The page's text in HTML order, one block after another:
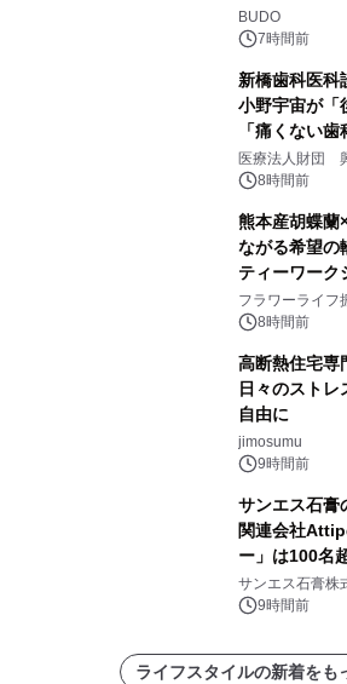
BUDO
7時間前
新橋歯科医科
小野宇宙が「
「痛くない
療計画」をテ
医療法人財団
8時間前
熊本産胡蝶蘭
ながる希望の
ティーワーク
山・射水で開
フラワーライフ
8時間前
高断熱住宅専
日々のストレ
自由に
jimosumu
9時間前
サンエス石
関連会社
ー」は100名
れました。
サンエス石膏株
9時間前
ライフスタイルの新着をも